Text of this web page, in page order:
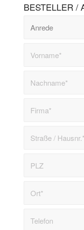
BESTELLER /